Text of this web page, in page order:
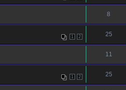
8
1 2 25
11
1 2 25